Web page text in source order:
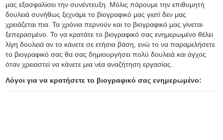
μας εξασφαλίσει την συνέντευξη. Μόλις πάρουμε την επιθυμητή
δουλειά συνήθως ξεχνάμε το βιογραφικό μας γιατί δεν μας
χρειάζεται πια. Τα χρόνια περνούν και το βιογραφικό μας γίνεται
ξεπερασμένο. Το να κρατάτε το βιογραφικό σας ενημερωμένο θέλει
λίγη δουλειά αν το κάνετε σε ετήσια βάση, ενώ το να παραμελήσετε
το βιογραφικό σας θα σας δημιουργήσει πολύ δουλειά και άγχος
όταν χρειαστεί να κάνετε μια νέα αναζήτηση εργασίας.
Λόγοι για να κρατήσετε το βιογραφικό σας ενημερωμένο: